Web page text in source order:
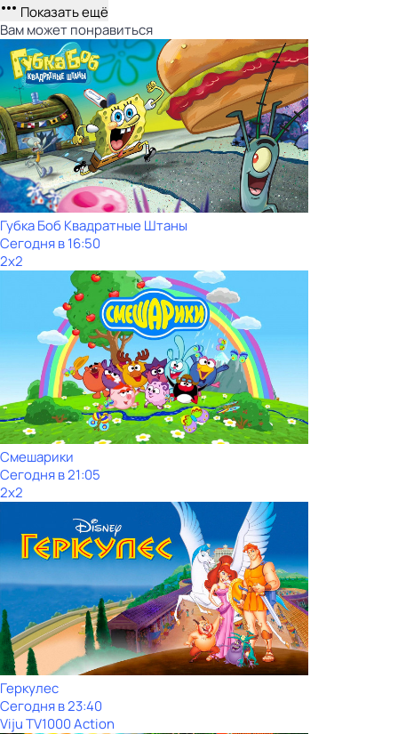
Показать ещё
Вам может понравиться
Губка Боб Квадратные Штаны
Сегодня в 16:50
2x2
Смешарики
Сегодня в 21:05
2x2
Геркулес
Сегодня в 23:40
Viju TV1000 Action